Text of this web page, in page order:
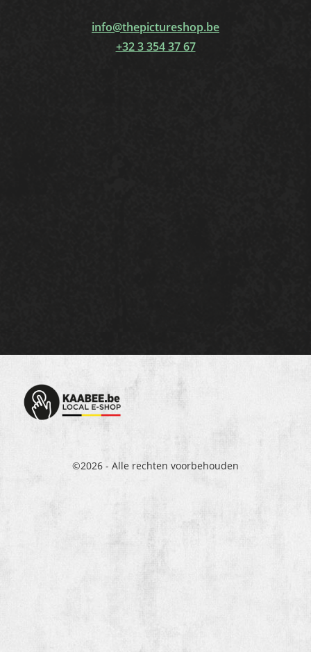
info@thepictureshop.be
+32 3 354 37 67
©2026 - Alle rechten voorbehouden